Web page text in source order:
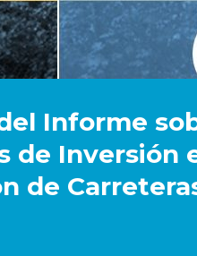
Informe
de Inversión
de